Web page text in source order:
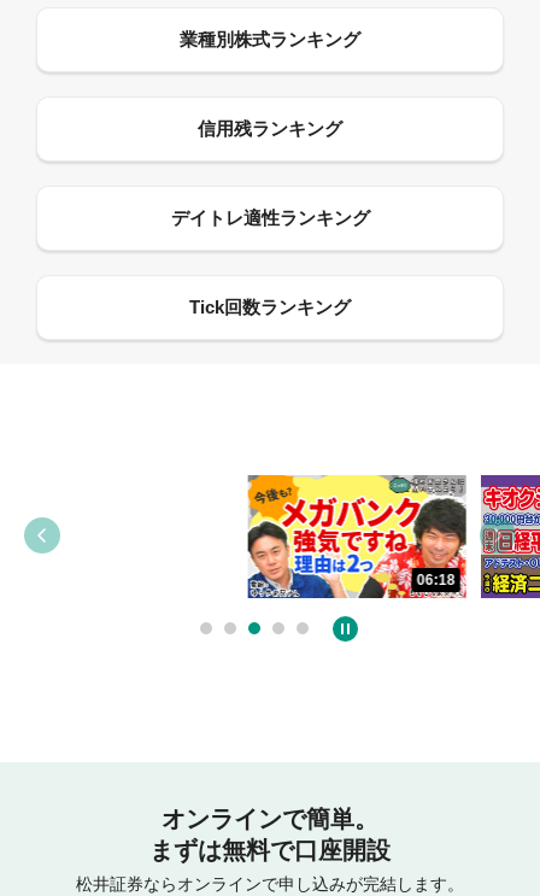
06:18
オンラインで簡単。
まずは無料で口座開設
松井証券ならオンラインで申し込みが完結します。